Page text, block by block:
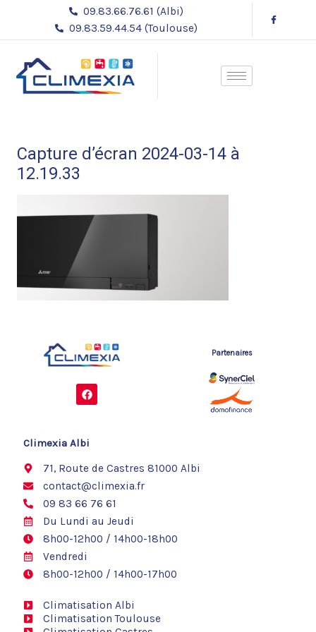
contenu
09.83.66.76.61 (Albi)
09.83.59.44.54 (Toulouse)
Capture d’écran 2024-03-14 à
12.19.33
F
a
c
o
Partenaires
Climexia Albi
71, Route de Castres 81000 Albi
contact@climexia.fr
09 83 66 76 61
Du Lundi au Jeudi
8h00-12h00 / 14h00-18h00
Vendredi
8h00-12h00 / 14h00-17h00
Climatisation Albi
Climatisation Toulouse